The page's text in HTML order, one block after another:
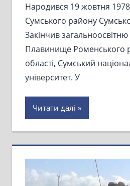
Народився 19 жовтня 1978
Сумського району
Закінчив
Плавинище Роменського
області, Сумський
університет. У
Читати далі